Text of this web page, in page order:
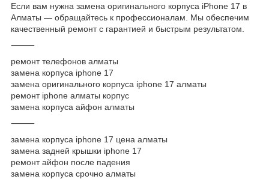
Если вам нужна замена оригинального корпуса iPhone 17 в
Алматы — обращайтесь к профессионалам. Мы обеспечим
качественный ремонт с гарантией и быстрым результатом.
⸻
ремонт телефонов алматы
замена корпуса iphone 17
замена оригинального корпуса iphone 17 алматы
ремонт iphone алматы корпус
замена корпуса айфон алматы
⸻
замена корпуса iphone 17 цена алматы
замена задней крышки iphone 17
ремонт айфон после падения
замена корпуса срочно алматы